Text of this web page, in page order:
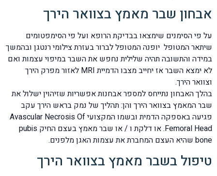
אבחון שבר מאמץ בצוואר הירך
על פי הסימנים שימצאו בבדיקת הרופא ועל פי הסימפטומים
שיתאר המטופל יופנה המטופל לברור בעזרת צילומי רנטגן ובהמשך
במידה והתשובה תהיה שלילית נחפש את השבר במיפוי עצמות ואם
לא ימצא השבר אז יחייב מצבו הדמיית MRI לאזור מפרק הירך
וצוואר הירך.
בהלך האבחון נתייחס למספר אבחנות אפשריות שזיהוין ישלול את
שבר המאמץ בצוואר הירך והן: תהליך של נמק בראש הירך עקב
פגיעה באספקה הדמית ובשמו המקצועי Avascular Necrosis Of
Femoral Head. או דלקת ו / או שבר מאמץ בעצם החיק pubis
bone שהיא העצם המחברת את עצמות האגן מלפנים.
טיפול בשבר מאמץ בצוואר הירך